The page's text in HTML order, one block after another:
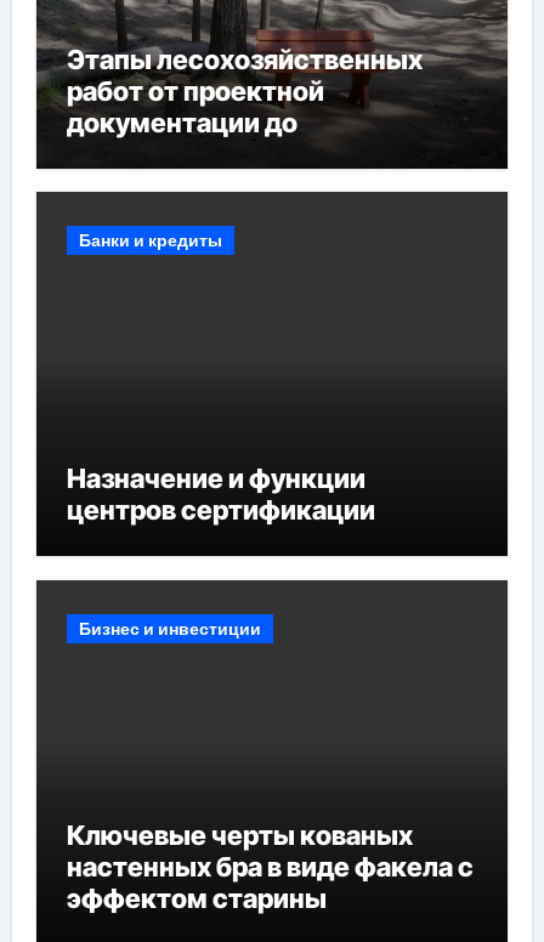
Этапы лесохозяйственных
работ от проектной
документации до
мероприятий и обустройства
Банки и кредиты
Назначение и функции
центров сертификации
Бизнес и инвестиции
Ключевые черты кованых
настенных бра в виде факела с
эффектом старины